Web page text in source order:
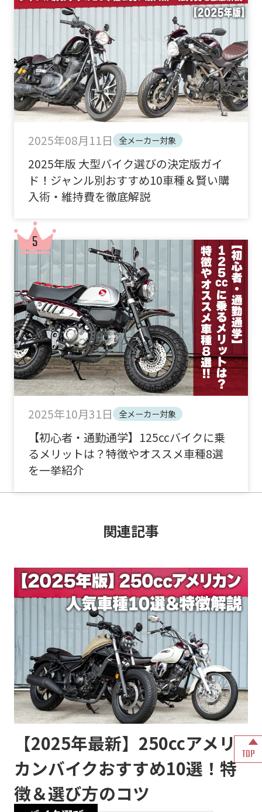
2025年08月11日 全メーカー対象
2025年版 大型バイク選びの決定版ガイ
ド！ジャンル別おすすめ10車種＆賢い購
入術・維持費を徹底解説
2025年10月31日 全メーカー対象
【初心者・通勤通学】125ccバイクに乗
るメリットは？特徴やオススメ車種8選
を一挙紹介
関連記事
【2025年最新】250ccアメリ
カンバイクおすすめ10選！特
徴＆選び方のコツ
TOP